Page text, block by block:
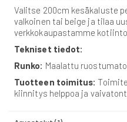
Valitse 200cm kesäkaluste
valkoinen tai beige ja tilaa
verkkokaupastamme
Tekniset tiedot:
Runko: Maalattu
Tuotteen toimitus:
kiinnitys helppoa ja